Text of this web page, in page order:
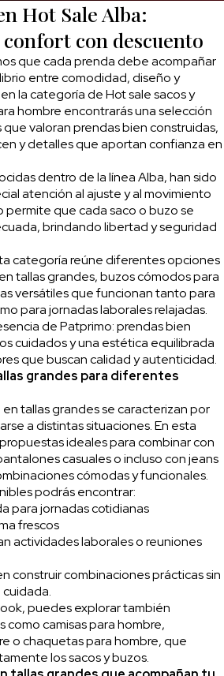
Hot Sale Alba:
con descuento
que cada prenda debe acompañar
entre comodidad, diseño y
la categoría de Hot sale sacos y
hombre encontrarás una selección
valoran prendas bien construidas,
y detalles que aportan confianza en
dentro de la línea Alba, han sido
atención al ajuste y al movimiento
permite que cada saco o buzo se
brindando libertad y seguridad
categoría reúne diferentes opciones
tallas grandes, buzos cómodos para
versátiles que funcionan tanto para
para jornadas laborales relajadas.
de Patprimo: prendas bien
cuidados y una estética equilibrada
que buscan calidad y autenticidad.
grandes para diferentes
tallas grandes se caracterizan por
a distintas situaciones. En esta
ideales para combinar con
casuales o incluso con jeans
cómodas y funcionales.
podrás encontrar:
para jornadas cotidianas
frescos
actividades laborales o reuniones
construir combinaciones prácticas sin
cuidada.
puedes explorar también
como camisas para hombre,
o chaquetas para hombre, que
los sacos y buzos.